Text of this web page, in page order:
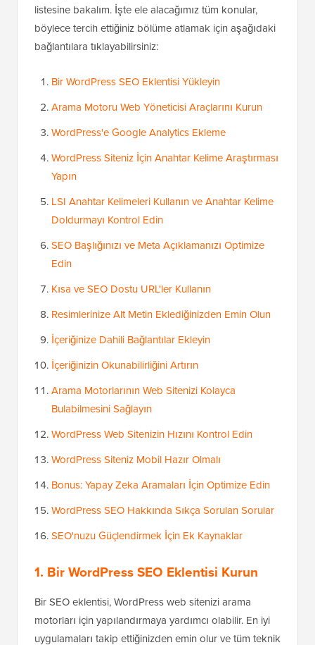
listesine bakalım. İşte ele alacağımız tüm konular,
böylece tercih ettiğiniz bölüme atlamak için aşağıdaki
bağlantılara tıklayabilirsiniz:
Bir WordPress SEO Eklentisi Yükleyin
Arama Motoru Web Yöneticisi Araçlarını Kurun
WordPress'e Google Analytics Ekleme
WordPress Siteniz İçin Anahtar Kelime Araştırması
Yapın
LSI Anahtar Kelimeleri Kullanın ve Anahtar Kelime
Doldurmayı Kontrol Edin
SEO Başlığınızı ve Meta Açıklamanızı Optimize
Edin
Kısa ve SEO Dostu URL'ler Kullanın
Resimlerinize Alt Metin Eklediğinizden Emin Olun
İçeriğinize Dahili Bağlantılar Ekleyin
İçeriğinizin Okunabilirliğini Artırın
Arama Motorlarının Web Sitenizi Kolayca
Bulabilmesini Sağlayın
WordPress Web Sitenizin Hızını Kontrol Edin
WordPress Siteniz Mobil Hazır Olmalı
Bonus: Yapay Zeka Aramaları İçin Optimize Edin
WordPress SEO Hakkında Sıkça Sorulan Sorular
SEO'nuzu Güçlendirmek İçin Ek Kaynaklar
1. Bir WordPress SEO Eklentisi Kurun
Bir SEO eklentisi, WordPress web sitenizi arama
motorları için yapılandırmaya yardımcı olabilir. En iyi
uygulamaları takip ettiğinizden emin olur ve tüm teknik